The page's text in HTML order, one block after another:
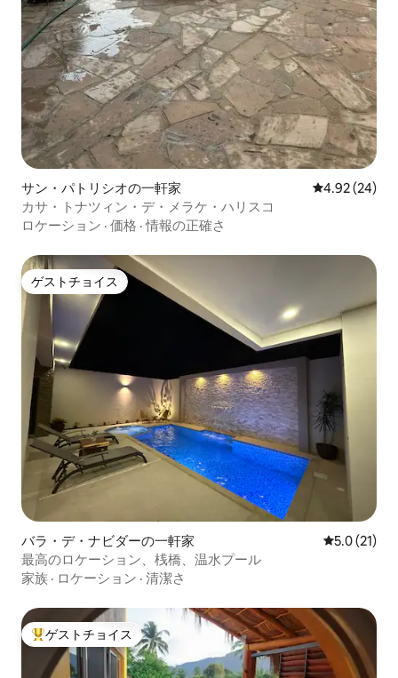
サン・パトリシオの一軒家 レビュー24
4.92 (24)
カサ・トナツィン・デ・メラケ・ハリスコ
ロケーション · 価格 ·情報の正確さ
ゲストチョイス
ゲストチョイス
バラ・デ・ナビダーの一軒家 レビュー21
5.0 (21)
最高のロケーション、桟橋、温水プール
家族 · ロケーション · 清潔さ
大好評のゲストチョイスです。
ゲストチョイス